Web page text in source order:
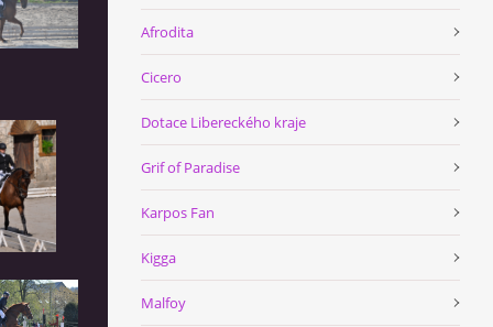
Afrodita
Cicero
Dotace Libereckého kraje
Grif of Paradise
Karpos Fan
Kigga
Malfoy